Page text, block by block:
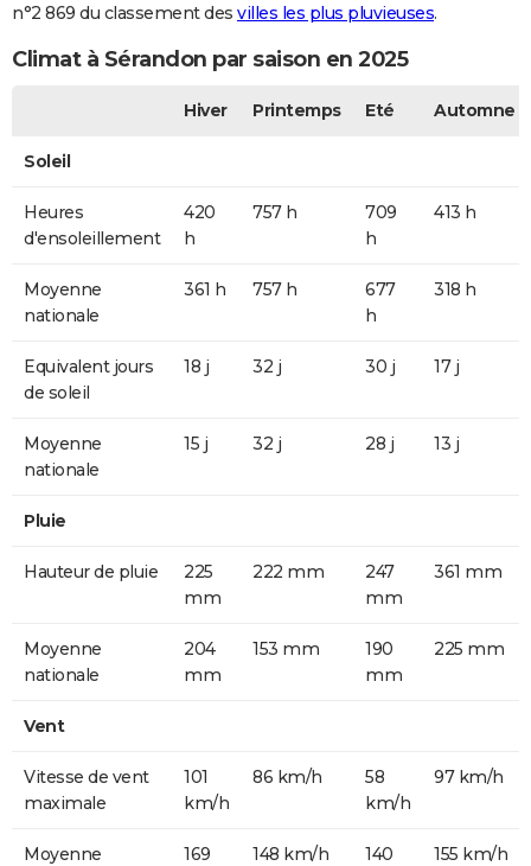
n°2 869 du classement des villes les plus pluvieuses.
Climat à Sérandon par saison en 2025
Hiver Printemps Eté Automne
Soleil
Heures
d'ensoleillement
420
h
757 h
709
h
413 h
Moyenne
nationale
361 h 757 h
677
h
318 h
Equivalent jours
de soleil
18 j 32 j 30 j 17 j
Moyenne
nationale
15 j 32 j 28 j 13 j
Pluie
Hauteur de pluie
225
mm
222 mm
247
mm
361 mm
Moyenne
nationale
204
mm
153 mm
190
mm
225 mm
Vent
Vitesse de vent
maximale
101
km/h
86 km/h
58
km/h
97 km/h
Moyenne
169
148 km/h
140
155 km/h